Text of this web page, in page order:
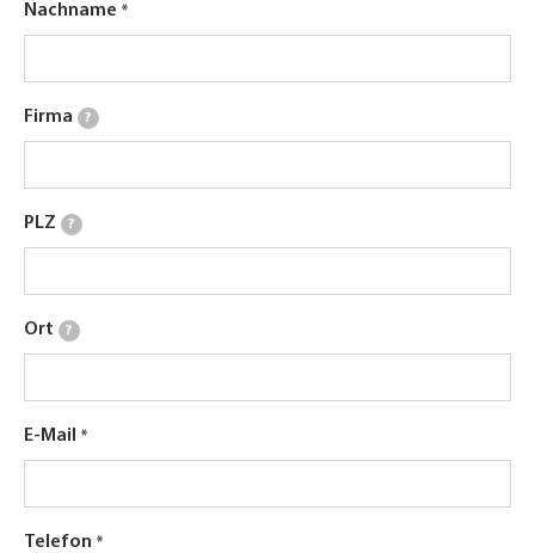
Nachname
Firma ?
PLZ ?
Ort ?
E-Mail
Telefon